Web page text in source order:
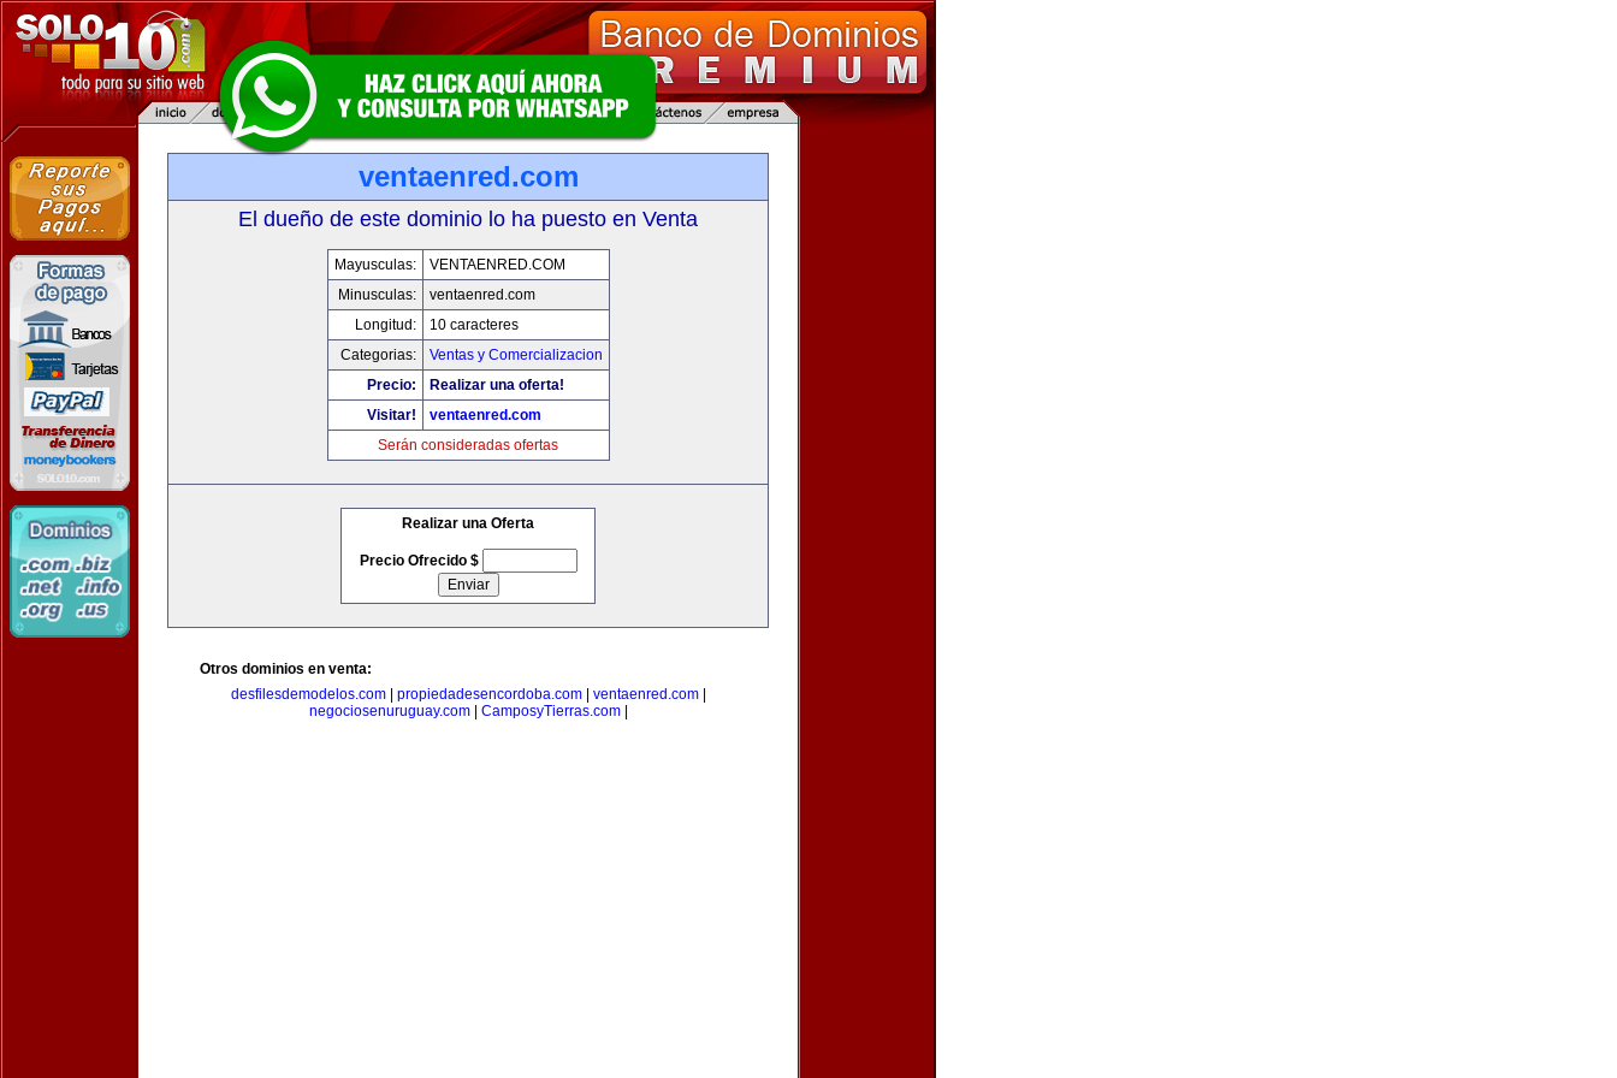
ventaenred.com
El dueño de este dominio lo ha puesto en Venta
Mayusculas:
VENTAENRED.COM
Minusculas:
ventaenred.com
Longitud:
10 caracteres
Categorias:
Ventas y Comercializacion
Precio:
Realizar una oferta!
Visitar!
ventaenred.com
Serán consideradas ofertas
Realizar una Oferta
Precio Ofrecido $
Otros dominios en venta:
desfilesdemodelos.com| propiedadesencordoba.com| ventaenred.com|
negociosenuruguay.com| CamposyTierras.com|